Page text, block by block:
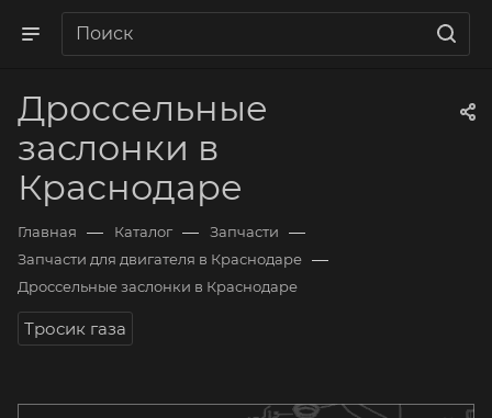
Дроссельные
заслонки в
Краснодаре
Главная — Каталог — Запчасти —
Запчасти для двигателя в Краснодаре —
Дроссельные заслонки в Краснодаре
Тросик газа